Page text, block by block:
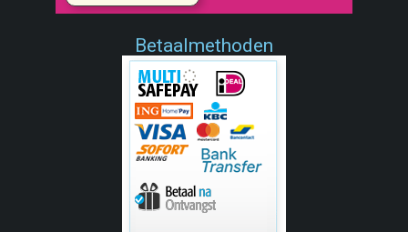
Betaalmethoden